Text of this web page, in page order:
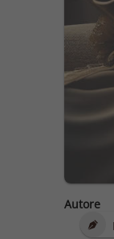
Autore